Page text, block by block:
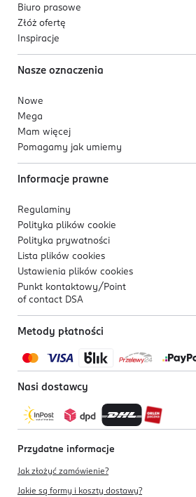
Biuro prasowe
Złóż ofertę
Inspiracje
Nasze oznaczenia
Nowe
Mega
Mam więcej
Pomagamy jak umiemy
Informacje prawne
Regulaminy
Polityka plików cookie
Polityka prywatności
Lista plików cookies
Ustawienia plików cookies
Punkt kontaktowy/ Point
of contact DSA
Metody płatności
Nasi dostawcy
Przydatne informacje
Jak złożyć zamówienie?
Jakie są formy i koszty dostawy?